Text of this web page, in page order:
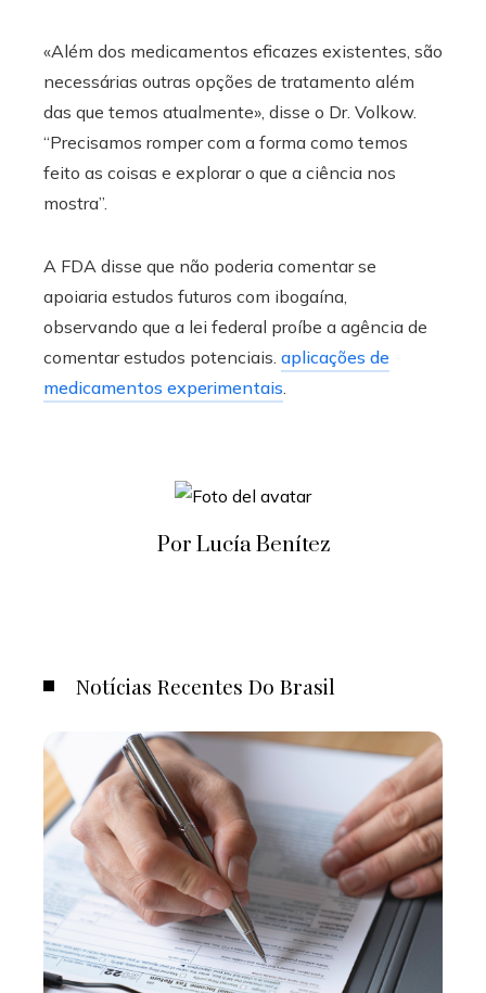
«Além dos medicamentos eficazes existentes, são
necessárias outras opções de tratamento além
das que temos atualmente», disse o Dr. Volkow.
“Precisamos romper com a forma como temos
feito as coisas e explorar o que a ciência nos
mostra”.
A FDA disse que não poderia comentar se
apoiaria estudos futuros com ibogaína,
observando que a lei federal proíbe a agência de
comentar estudos potenciais. aplicações de
medicamentos experimentais
Por Lucía Benítez
Notícias Recentes Do Brasil